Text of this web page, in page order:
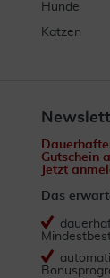
Hunde
Katzen
Gutschein
Jetzt
Das